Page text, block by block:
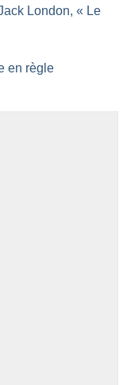
London, « Le
en règle